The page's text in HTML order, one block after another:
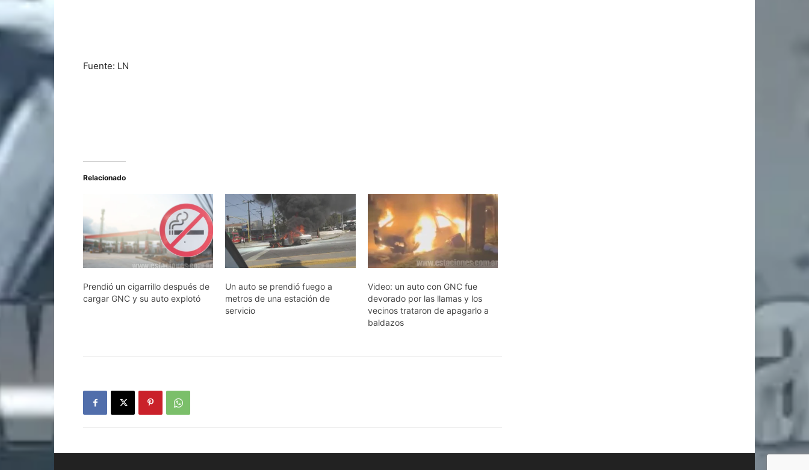
Fuente: LN
Relacionado
Prendió un cigarrillo después de
cargar GNC y su auto explotó
Un auto se prendió fuego a
metros de una estación de
servicio
Video: un auto con GNC fue
devorado por las llamas y los
vecinos trataron de apagarlo a
baldazos